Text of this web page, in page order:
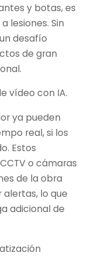
y botas, es
lesiones. Sin
desafío
de gran
vídeo con IA.
ya pueden
real, si los
Estos
o cámaras
de la obra
lo que
adicional de